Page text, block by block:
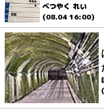
べつやく れい
(08.04 16:00)